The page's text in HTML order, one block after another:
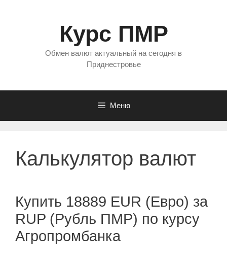
Курс ПМР
Обмен валют актуальный на сегодня в
Приднестровье
Меню
Калькулятор валют
Купить 18889 EUR (Евро) за
RUP (Рубль ПМР) по курсу
Агропромбанка